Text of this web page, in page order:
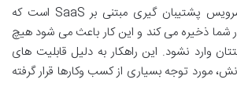
BlogVault نیز یک سرویس پشتیبان گیری مبتنی بر SaaS است که
شما ذخیره می کند و این کار باعث می شود هیچ
وارد نشود. این راهکار به دلیل قابلیت های
مورد توجه بسیاری از کسب وکارها قرار گرفته